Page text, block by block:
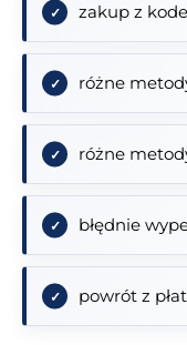
zakup z
różne
różne
błędnie
powrót z